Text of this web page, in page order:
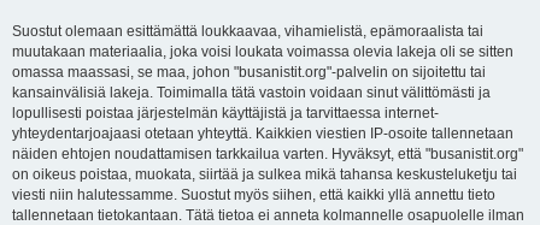
Suostut olemaan esittämättä loukkaavaa, vihamielistä, epämoraalista tai
muutakaan materiaalia, joka voisi loukata voimassa olevia lakeja oli se sitten
omassa maassasi, se maa, johon "busanistit.org"-palvelin on sijoitettu tai
kansainvälisiä lakeja. Toimimalla tätä vastoin voidaan sinut välittömästi ja
lopullisesti poistaa järjestelmän käyttäjistä ja tarvittaessa internet-
yhteydentarjoajaasi otetaan yhteyttä. Kaikkien viestien IP-osoite tallennetaan
näiden ehtojen noudattamisen tarkkailua varten. Hyväksyt, että "busanistit.org"
on oikeus poistaa, muokata, siirtää ja sulkea mikä tahansa keskusteluketju tai
viesti niin halutessamme. Suostut myös siihen, että kaikki yllä annettu tieto
tallennetaan tietokantaan. Tätä tietoa ei anneta kolmannelle osapuolelle ilman